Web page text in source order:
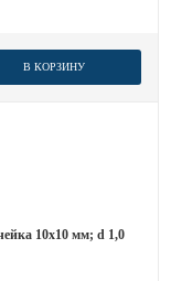
В КОРЗИНУ
10х10 мм; d 1,0